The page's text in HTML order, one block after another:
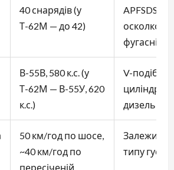
40 снарядів (у
Т-62М — до 42)
APFSDS,
фугасні
В-55В, 580 к.с. (у
Т-62М — В-55У, 620
к.с.)
V-
дизель
50 км/год по шосе,
~40 км/год по
пересіченій
Залежить
типу